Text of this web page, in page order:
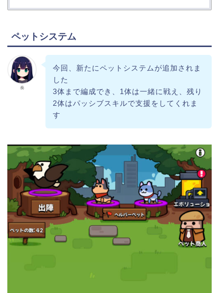
ペットシステム
奏
今回、新たにペットシステムが追加されま
した
3体まで編成でき、1体は一緒に戦え、残り
2体はパッシブスキルで支援をしてくれま
す